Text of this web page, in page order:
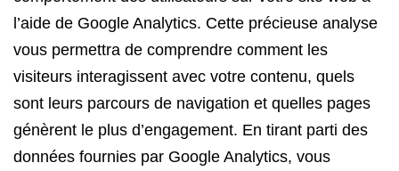
l’aide de Google Analytics. Cette précieuse analyse
vous permettra de comprendre comment les
visiteurs interagissent avec votre contenu, quels
sont leurs parcours de navigation et quelles pages
génèrent le plus d’engagement. En tirant parti des
données fournies par Google Analytics, vous